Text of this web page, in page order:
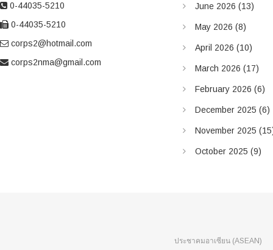
i
g
a
t
0-44035-5210
0-44035-5210
corps2@hotmail.com
corps2nma@gmail.com
June 2026 (13)
May 2026 (8)
April 2026 (10)
March 2026 (17)
February 2026 (6)
December 2025 (6)
November 2025
October 2025 (9)
ประชาคมอาเซียน (ASEAN)